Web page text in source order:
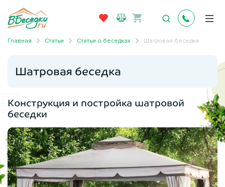
Главная Статьи Статьи о беседках Шатровая беседка
Шатровая беседка
Конструкция и постройка шатровой
беседки